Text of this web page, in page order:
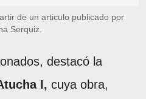
de un articulo publicado por
Serquiz.
destacó la
I, cuya obra,